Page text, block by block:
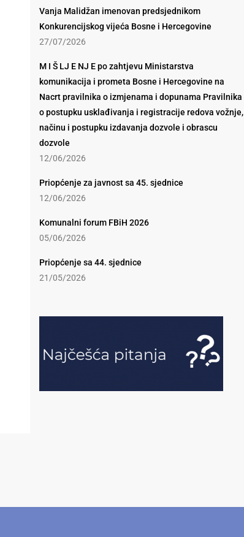
Vanja Malidžan imenovan predsjednikom
Konkurencijskog vijeća Bosne i Hercegovine
27/07/2026
M I Š LJ E NJ E po zahtjevu Ministarstva
komunikacija i prometa Bosne i Hercegovine na
Nacrt pravilnika o izmjenama i dopunama Pravilnika
o postupku usklađivanja i registracije redova vožnje,
načinu i postupku izdavanja dozvole i obrascu
dozvole
12/06/2026
Priopćenje za javnost sa 45. sjednice
12/06/2026
Komunalni forum FBiH 2026
05/06/2026
Priopćenje sa 44. sjednice
21/05/2026